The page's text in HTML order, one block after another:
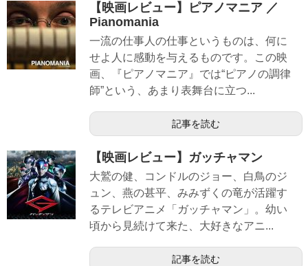
【映画レビュー】ピアノマニア ／
Pianomania
一流の仕事人の仕事というものは、何に
せよ人に感動を与えるものです。この映
画、『ピアノマニア』では“ピアノの調律
師”という、あまり表舞台に立つ...
記事を読む
【映画レビュー】ガッチャマン
大鷲の健、コンドルのジョー、白鳥のジ
ュン、燕の甚平、みみずくの竜が活躍す
るテレビアニメ「ガッチャマン」。幼い
頃から見続けて来た、大好きなアニ...
記事を読む